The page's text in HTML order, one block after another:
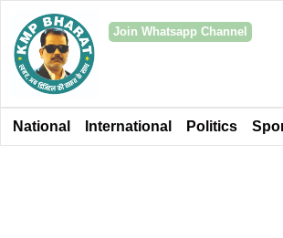
Join Whatsapp Channel
National International Politics